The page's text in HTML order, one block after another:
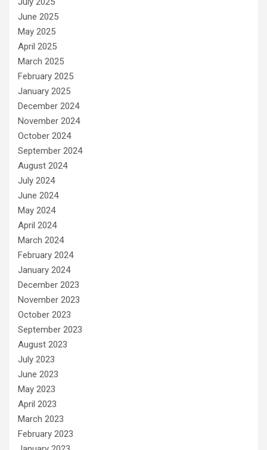
June 2025
May 2025
April 2025
March 2025
February 2025
January 2025
December 2024
November 2024
October 2024
September 2024
August 2024
July 2024
June 2024
May 2024
April 2024
March 2024
February 2024
January 2024
December 2023
November 2023
October 2023
September 2023
August 2023
July 2023
June 2023
May 2023
April 2023
March 2023
February 2023